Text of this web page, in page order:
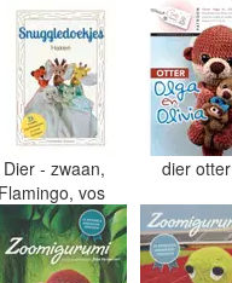
Dier - zwaan,
vos
dier otter